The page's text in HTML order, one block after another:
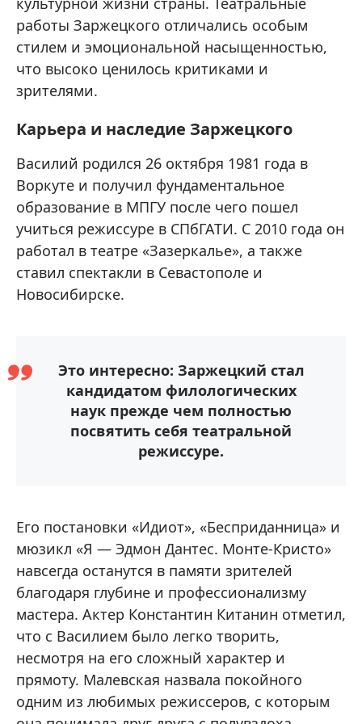
работы Заржецкого отличались особым
стилем и эмоциональной насыщенностью,
что высоко ценилось критиками и
зрителями.
Карьера и наследие Заржецкого
Василий родился 26 октября 1981 года в
Воркуте и получил фундаментальное
образование в МПГУ после чего пошел
учиться режиссуре в СПбГАТИ. С 2010 года он
работал в театре «Зазеркалье», а также
ставил спектакли в Севастополе и
Новосибирске.
Это интересно: Заржецкий стал
кандидатом филологических
наук прежде чем полностью
посвятить себя театральной
режиссуре.
Его постановки «Идиот», «Бесприданница» и
мюзикл «Я — Эдмон Дантес. Монте-Кристо»
навсегда останутся в памяти зрителей
благодаря глубине и профессионализму
мастера. Актер Константин Китанин отметил,
что с Василием было легко творить,
несмотря на его сложный характер и
прямоту. Малевская назвала покойного
одним из любимых режиссеров, с которым